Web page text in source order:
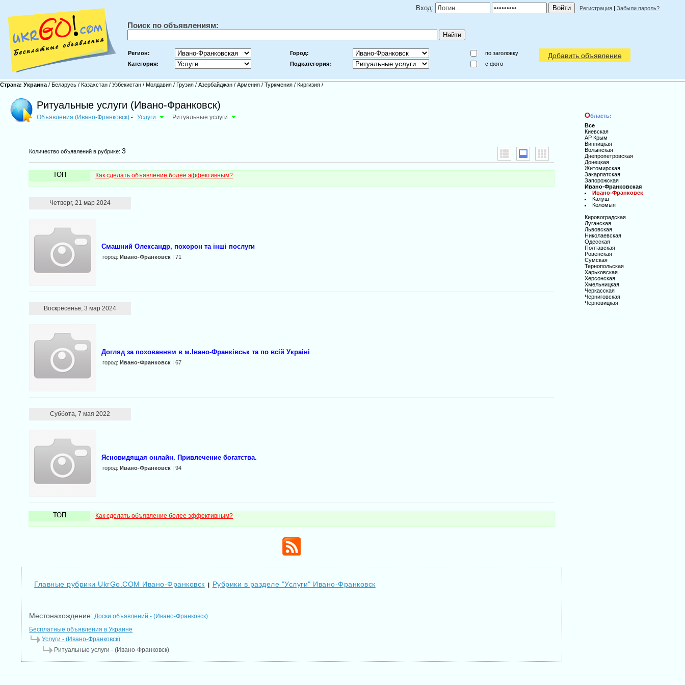
Вход: Регистрация | Забыли пароль?
Поиск по объявлениям:
Регион: Город:
по заголовку
Категория:
Подкатегория: c фото
Добавить объявление
Страна: Украина / Беларусь / Казахстан / Узбекистан / Молдавия / Грузия / Азербайджан / Армения / Туркмения / Киргизия /
Ритуальные услуги (Ивано-Франковск)
Объявления (Ивано-Франковск) - Услуги - Ритуальные услуги
Количество объявлений в рубрике:3
ТОП Как сделать объявление более эффективным?
Четверг, 21 мар 2024
Смашний Олександр, похорон та інші послуги
город:Ивано-Франковск | 71
Воскресенье, 3 мар 2024
Догляд за похованням в м.Iвано-Франкiвськ та по всiй Украiнi
город:Ивано-Франковск | 67
Суббота, 7 мая 2022
Ясновидящая онлайн. Привлечение богатства.
город:Ивано-Франковск | 94
ТОП Как сделать объявление более эффективным?
Главные рубрики UkrGo.COM Ивано-Франковск | Рубрики в разделе "Услуги" Ивано-Франковск
Местонахождение: Доски объявлений - (Ивано-Франковск)
Бесплатные объявления в Украине
Услуги - (Ивано-Франковск)
Ритуальные услуги - (Ивано-Франковск)
Область:
Все
Киевская
АР Крым
Винницкая
Волынская
Днепропетровская
Донецкая
Житомирская
Закарпатская
Запорожская
Ивано-Франковская
Ивано-Франковск
Калуш
Коломыя
Кировоградская
Луганская
Львовская
Николаевская
Одесская
Полтавская
Ровенская
Сумская
Тернопольская
Харьковская
Херсонская
Хмельницкая
Черкасская
Черниговская
Черновицкая